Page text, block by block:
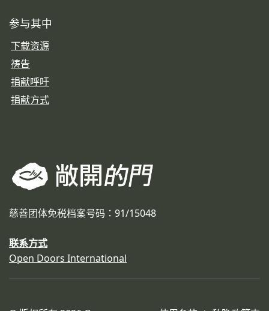
参与其中
下载资源
祷告
捐献呼吁
捐献方式
慈善团体免税档案号码：91/15048
联系方式
Open Doors International